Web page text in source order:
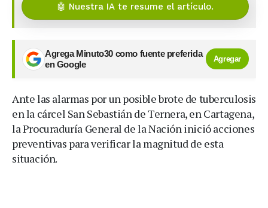
🤖 Nuestra IA te resume el artículo.
Agrega Minuto30 como fuente preferida
en Google
Agregar
Ante las alarmas por un posible brote de tuberculosis
en la cárcel San Sebastián de Ternera, en Cartagena,
la Procuraduría General de la Nación inició acciones
preventivas para verificar la magnitud de esta
situación.